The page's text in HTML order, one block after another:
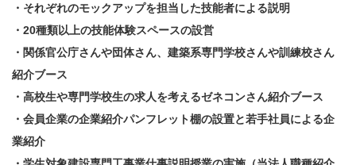
・ それぞれのモックアップを担当した技能者による説明
・ 20種類以上の技能体験スペースの設営
・関係官公庁さんや団体さん、建築系専門学校さんや訓練校さん
紹介ブース
・高校生や専門学校生の求人を考えるゼネコンさん紹介ブース
・会員企業の企業紹介パンフレット棚の設置と若手社員による企
業紹介